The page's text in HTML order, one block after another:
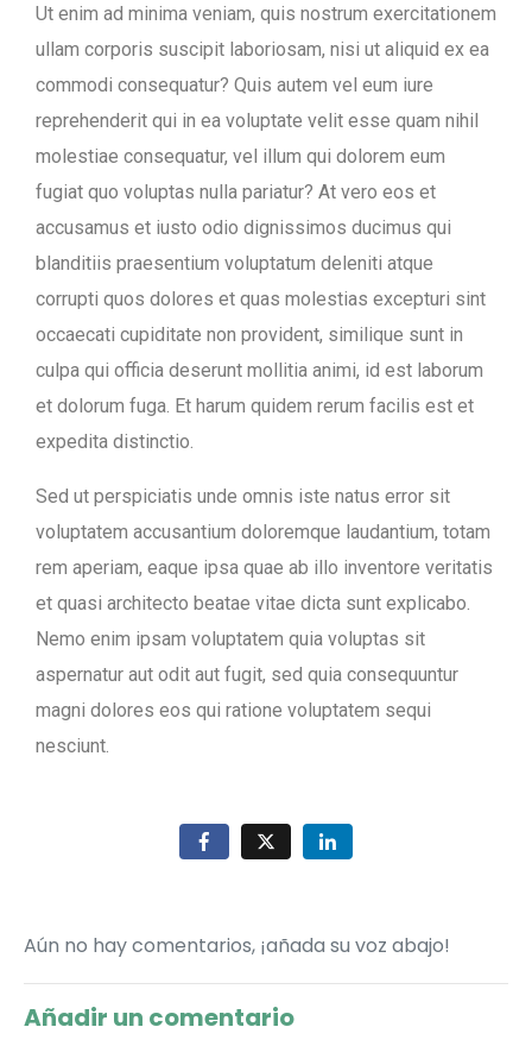
Ut enim ad minima veniam, quis nostrum exercitationem
ullam corporis suscipit laboriosam, nisi ut aliquid ex ea
commodi consequatur? Quis autem vel eum iure
reprehenderit qui in ea voluptate velit esse quam nihil
molestiae consequatur, vel illum qui dolorem eum
fugiat quo voluptas nulla pariatur? At vero eos et
accusamus et iusto odio dignissimos ducimus qui
blanditiis praesentium voluptatum deleniti atque
corrupti quos dolores et quas molestias excepturi sint
occaecati cupiditate non provident, similique sunt in
culpa qui officia deserunt mollitia animi, id est laborum
et dolorum fuga. Et harum quidem rerum facilis est et
expedita distinctio.
Sed ut perspiciatis unde omnis iste natus error sit
voluptatem accusantium doloremque laudantium, totam
rem aperiam, eaque ipsa quae ab illo inventore veritatis
et quasi architecto beatae vitae dicta sunt explicabo.
Nemo enim ipsam voluptatem quia voluptas sit
aspernatur aut odit aut fugit, sed quia consequuntur
magni dolores eos qui ratione voluptatem sequi
nesciunt.
Aún no hay comentarios, ¡añada su voz abajo!
Añadir un comentario